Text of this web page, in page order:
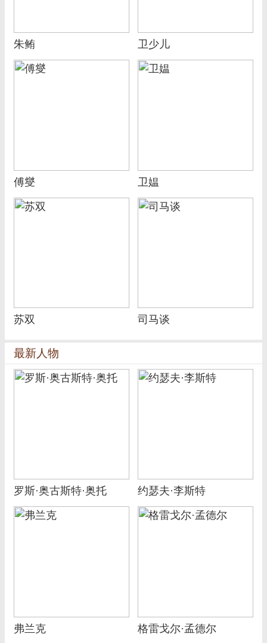
朱鲔 卫少儿
傅燮 卫媪
苏双 司马谈
最新人物
罗斯·奥古斯特·奥托 约瑟夫·李斯特
弗兰克 格雷戈尔·孟德尔